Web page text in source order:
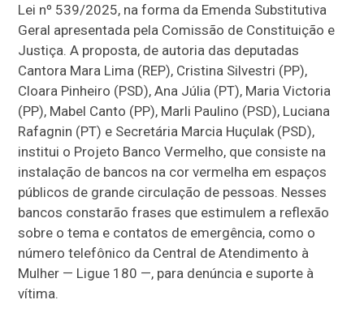
Lei nº 539/2025, na forma da Emenda Substitutiva
Geral apresentada pela Comissão de Constituição e
Justiça. A proposta, de autoria das deputadas
Cantora Mara Lima (REP), Cristina Silvestri (PP),
Cloara Pinheiro (PSD), Ana Júlia (PT), Maria Victoria
(PP), Mabel Canto (PP), Marli Paulino (PSD), Luciana
Rafagnin (PT) e Secretária Marcia Huçulak (PSD),
institui o Projeto Banco Vermelho, que consiste na
instalação de bancos na cor vermelha em espaços
públicos de grande circulação de pessoas. Nesses
bancos constarão frases que estimulem a reflexão
sobre o tema e contatos de emergência, como o
número telefônico da Central de Atendimento à
Mulher — Ligue 180 —, para denúncia e suporte à
vítima.